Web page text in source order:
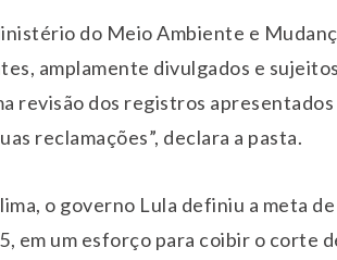
do Meio Ambiente e
amplamente divulgados e
revisão dos registros
reclamações”, declara a pasta.
o governo Lula definiu a meta
em um esforço para coibir o corte